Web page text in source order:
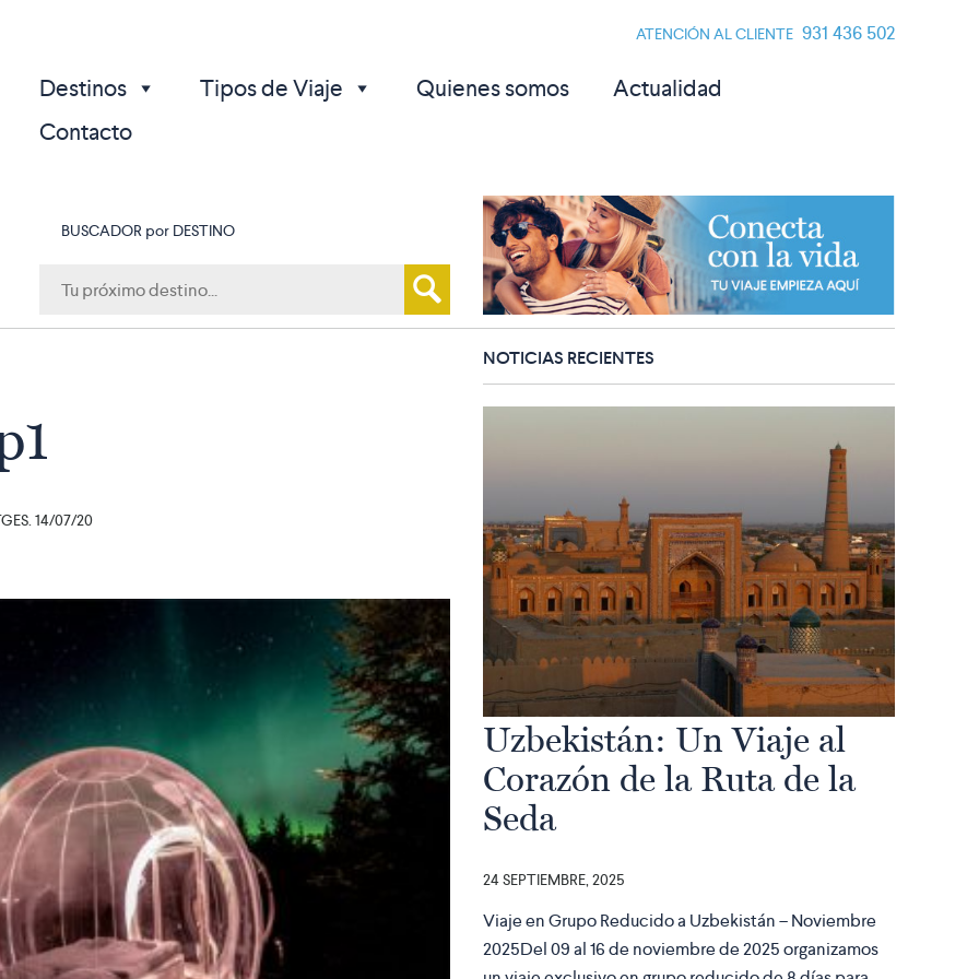
ATENCIÓN AL CLIENTE 931 436 502
Destinos Tipos de Viaje Quienes somos
Actualidad
Contacto
BUSCADOR por DESTINO
p
14/07/20
NOTICIAS RECIENTES
Uzbekistán: Un Viaje al
Corazón de la Ruta de la
Seda
24 SEPTIEMBRE, 2025
Viaje en Grupo Reducido a Uzbekistán – Noviembre
2025Del 09 al 16 de noviembre de 2025 organizamos